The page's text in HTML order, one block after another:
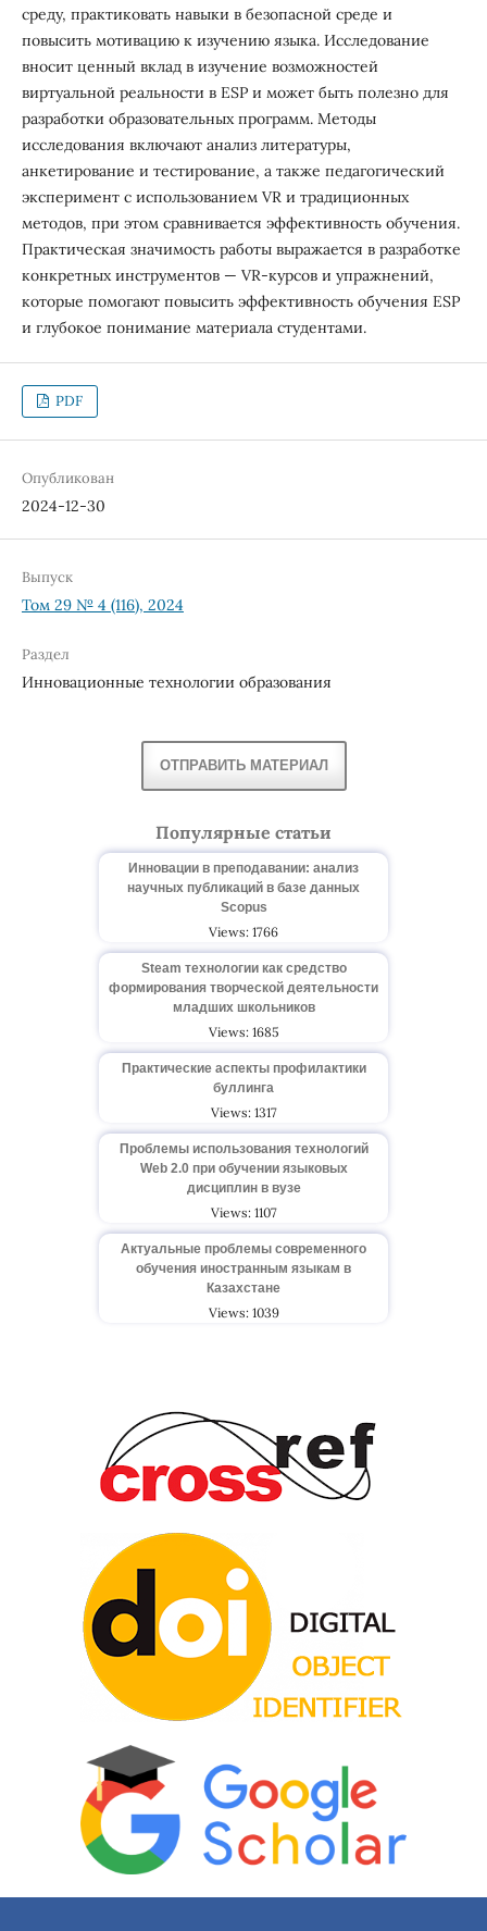
среду, практиковать навыки в безопасной среде и
повысить мотивацию к изучению языка. Исследование
вносит ценный вклад в изучение возможностей
виртуальной реальности в ESP и может быть полезно для
разработки образовательных программ. Методы
исследования включают анализ литературы,
анкетирование и тестирование, а также педагогический
эксперимент с использованием VR и традиционных
методов, при этом сравнивается эффективность обучения.
Практическая значимость работы выражается в разработке
конкретных инструментов — VR-курсов и упражнений,
которые помогают повысить эффективность обучения ESP
и глубокое понимание материала студентами.
PDF
Опубликован
2024-12-30
Выпуск
Том 29 № 4 (116), 2024
Раздел
Инновационные технологии образования
ОТПРАВИТЬ МАТЕРИАЛ
Популярные статьи
Инновации в преподавании: анализ
научных публикаций в базе данных
Scopus
Views: 1766
Steam технологии как средство
формирования творческой деятельности
младших школьников
Views: 1685
Практические аспекты профилактики
буллинга
Views: 1317
Проблемы использования технологий
Web 2.0 при обучении языковых
дисциплин в вузе
Views: 1107
Актуальные проблемы современного
обучения иностранным языкам в
Казахстане
Views: 1039